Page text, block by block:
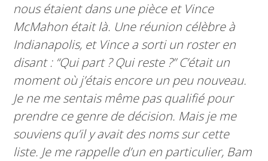
nous étaient dans une pièce et Vince
McMahon était là. Une réunion célèbre à
Indianapolis, et Vince a sorti un roster en
disant : “Qui part ? Qui reste ?”C’était un
moment où j’étais encore un peu nouveau.
Je ne me sentais même pas qualifié pour
prendre ce genre de décision. Mais je me
souviens qu’il y avait des noms sur cette
liste. Je me rappelle d’un en particulier, Bam